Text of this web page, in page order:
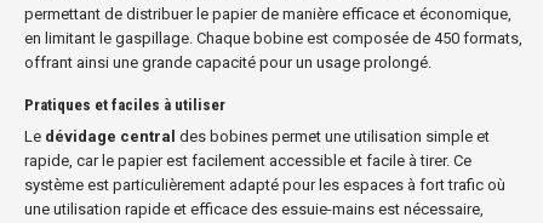
permettant de distribuer le papier de manière efficace et économique,
en limitant le gaspillage. Chaque bobine est composée de 450 formats,
offrant ainsi une grande capacité pour un usage prolongé.
Pratiques et faciles à utiliser
Le dévidage central des bobines permet une utilisation simple et
rapide, car le papier est facilement accessible et facile à tirer. Ce
système est particulièrement adapté pour les espaces à fort trafic où
une utilisation rapide et efficace des essuie-mains est nécessaire,